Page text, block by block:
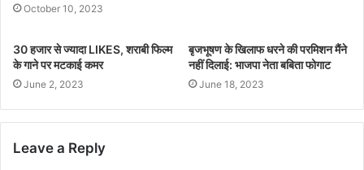
October 10, 2023
30 हजार से ज्यादा LIKES, शराबी फिल्म
के गाने पर मटकाई कमर
June 2, 2023
बृजभूषण के खिलाफ धरने की परमिशन मैंने
नहीं दिलाई: भाजपा नेता बबिता फोगाट
June 18, 2023
Leave a Reply